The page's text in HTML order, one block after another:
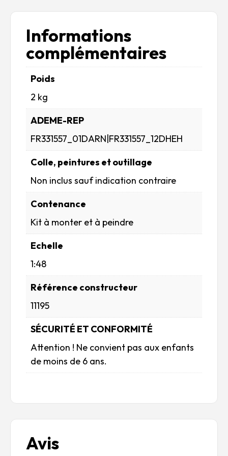
Informations
complémentaires
Poids
2 kg
ADEME-REP
FR331557_01DARN|FR331557_12DHEH
Colle, peintures et outillage
Non inclus sauf indication contraire
Contenance
Kit à monter et à peindre
Echelle
1:48
Référence constructeur
11195
SÉCURITÉ ET CONFORMITÉ
Attention ! Ne convient pas aux enfants
de moins de 6 ans.
Avis